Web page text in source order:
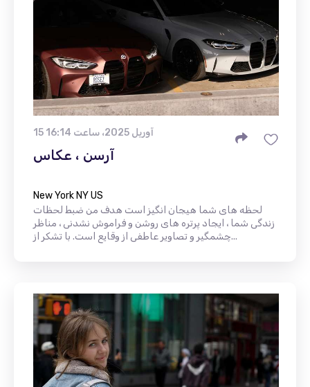
15 آوریل 2025، ساعت 16:14
آرسن ، عکاس
New York NY US
لحظه های شما هیجان انگیز است هدف من ضبط لحظات
زندگی شما ، ایجاد پرتره های روشن و فراموش نشدنی ، مناظر
چشمگیر و تصاویر عاطفی از وقایع است. با تشکر از...